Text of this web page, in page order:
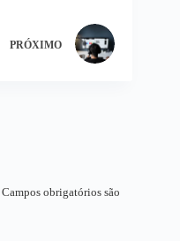
PRÓXIMO
Campos obrigatórios são